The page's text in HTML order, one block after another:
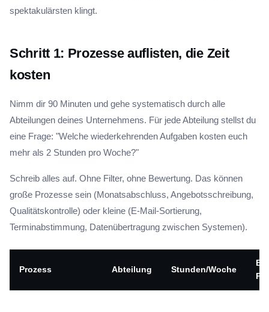
spektakulärsten klingt.
Schritt 1: Prozesse auflisten, die Zeit
kosten
Nimm dir 90 Minuten und gehe systematisch durch alle
Abteilungen deines Unternehmens. Für jede Abteilung stellst du
eine Frage: "Welche wiederkehrenden Aufgaben kosten euch
mehr als 2 Stunden pro Woche?"
Schreib alles auf. Ohne Filter, ohne Bewertung. Das können
große Prozesse sein (Monatsabschluss, Angebotsschreibung,
Qualitätskontrolle) oder kleine (E-Mail-Sortierung,
Terminabstimmung, Datenübertragung zwischen Systemen).
Prozess Abteilung Stunden/Woche